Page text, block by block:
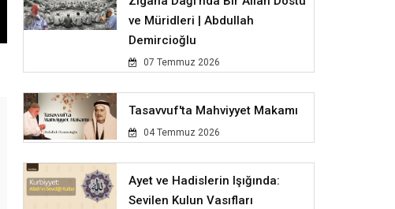
ve Müridleri | Abdullah
Demircioğlu
07 Temmuz 2026
Tasavvuf'ta Mahviyyet Makamı
04 Temmuz 2026
Ayet ve Hadislerin Işığında:
Sevilen Kulun Vasıfları